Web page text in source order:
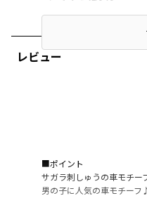
レビュー
■ポイント
サガラ刺しゅうの車モチー
男の子に人気の車モチーフ